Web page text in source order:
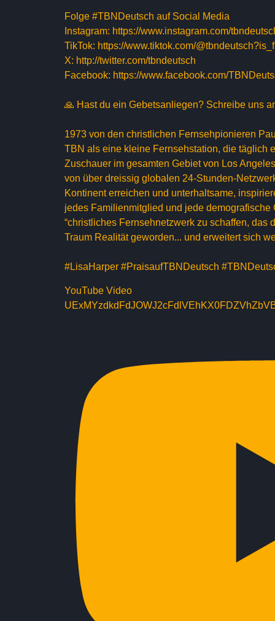
Folge #TBNDeutsch auf Social Media
Instagram: https://www.instagram.com/
TikTok: https://www.tiktok.com/
X: http://twitter.com/tbndeutsch
Facebook: https://www.facebook.com/
🙏 Hast du ein Gebetsanliegen? Schreibe uns
1973 von den christlichen Fernsehpionieren
TBN als eine kleine Fernsehstation, die täglich
Zuschauer im gesamten Gebiet von Los
von über dreissig globalen 24-Stunden-
Kontinent erreichen und unterhaltsame,
jedes Familienmitglied und jede
“christliches Fernsehnetzwerk zu schaffen, das
Traum Realität geworden... und erweitert sich
#LisaHarper #PraisaufTBNDeutsch
YouTube Video